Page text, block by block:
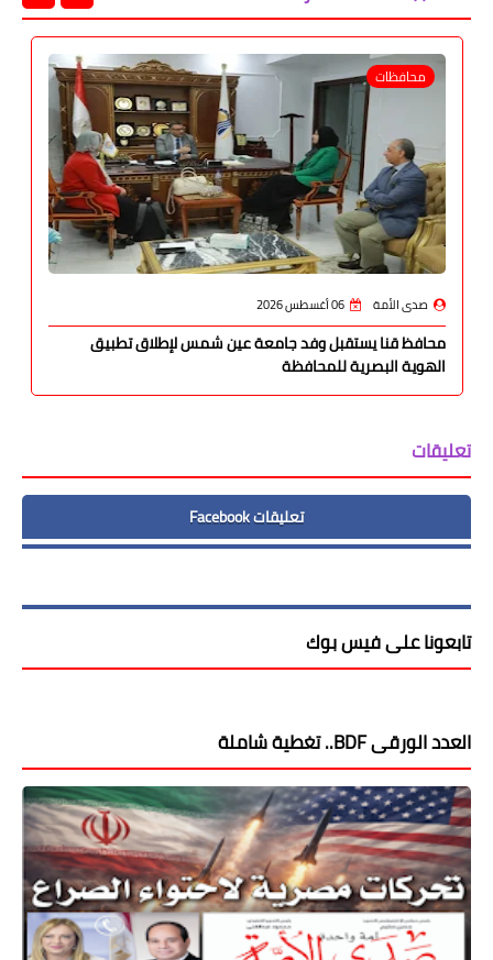
محافظات
صدى الأمة 06 أغسطس 2026
محافظ قنا يستقبل وفد جامعة عين شمس لإطلاق تطبيق
الهوية البصرية للمحافظة
تعليقات
تعليقات Facebook
تابعونا على فيس بوك
العدد الورقى BDF.. تغطية شاملة